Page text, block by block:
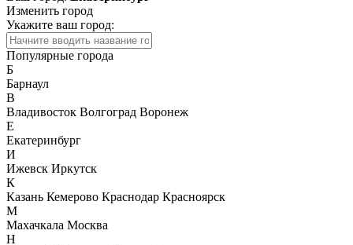
Изменить город
Укажите ваш город:
Популярные города
Б
Барнаул
В
Владивосток Волгоград Воронеж
Е
Екатеринбург
И
Ижевск Иркутск
К
Казань Кемерово Краснодар Красноярск
М
Махачкала Москва
Н